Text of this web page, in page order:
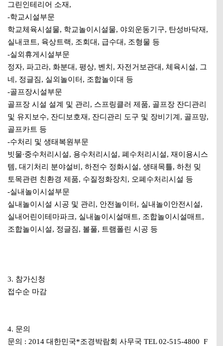
그린인테리어 소재,
-학교시설부문
학교체육시설물, 학교놀이시설물, 야외운동기구, 탄성바닥재,
실내코트, 육상트랙, 조회대, 급수대, 조형물 등
-실외휴게시설부문
정자, 파고라, 화분대, 평상, 벤치, 자전거보관대, 체육시설, 그
네, 정글짐, 실외놀이터, 조합놀이대 등
-골프장시설부문
골프장 시설 설계 및 관리, 스프링클러 제품, 골프장 잔디관리
및 유지보수, 잔디보호재, 잔디관리 도구 및 장비기계, 골프망,
골프카트 등
-수처리 및 생태복원부문
빗물∙중수처리시설, 용수처리시설, 폐수처리시설, 재이용시스
템, 대기처리 분야설비, 하전수 정화시설, 생태목틀, 하천 밎
토목관련 친환경 제품, 수질정화장치, 오폐수처리시설 등
-실내놀이시설부문
실내놀이시설 시공 및 관리, 안전놀이터, 실내놀이안전시설,
실내어린이테마파크, 실내놀이시설매트, 조합놀이시설매트,
조합놀이시설, 정글짐, 볼풀, 트램폴린 시공 등
3. 참가신청
접수순 마감
4. 문의
문의 : 2014 대한민국*조경박람회 사무국 TEL 02-515-4800 F